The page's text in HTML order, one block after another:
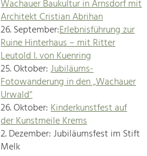
Wachauer Baukultur in Arnsdorf mit
Architekt Cristian Abrihan
26. September:Erlebnisführung zur
Ruine Hinterhaus – mit Ritter
Leutold I. von Kuenring
25. Oktober:Jubiläums-
Fotowanderung in den „Wachauer
Urwald“
26. Oktober:Kinderkunstfest auf
der Kunstmeile Krems
2. Dezember: Jubiläumsfest im Stift
Melk